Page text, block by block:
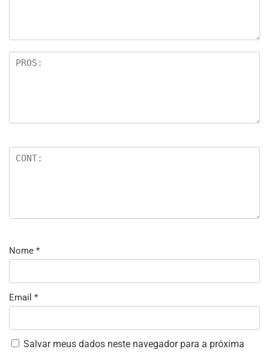
Nome *
Email *
Salvar meus dados neste navegador para a próxima